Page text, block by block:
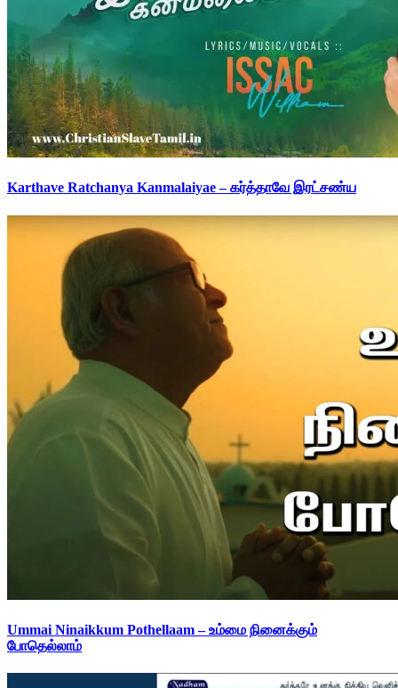
Karthave Ratchanya Kanmalaiyae – கர்த்தாவே இரட்சண்ய
Ummai Ninaikkum Pothellaam – உம்மை நினைக்கும்
போதெல்லாம்